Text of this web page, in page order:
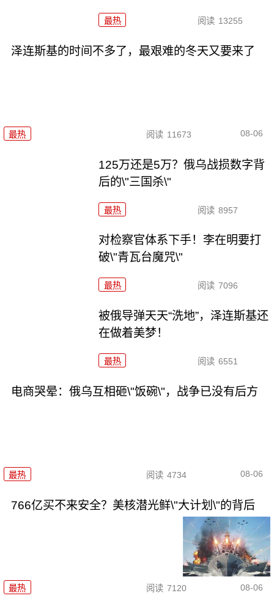
最热 阅读 13255
泽连斯基的时间不多了，最艰难的冬天又要来了
最热 阅读 11673 08-06
125万还是5万？俄乌战损数字背
后的\"三国杀\"
最热 阅读 8957
对检察官体系下手！李在明要打
破\"青瓦台魔咒\"
最热 阅读 7096
被俄导弹天天“洗地”，泽连斯基还
在做着美梦！
最热 阅读 6551
电商哭晕：俄乌互相砸\"饭碗\"，战争已没有后方
最热 阅读 4734 08-06
766亿买不来安全？美核潜光鲜\"大计划\"的背后
最热 阅读 7120 08-06